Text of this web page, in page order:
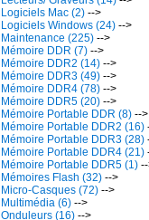
Logiciels Mac (2) -->
Logiciels Windows (24) -->
Maintenance (225) -->
Mémoire DDR (7) -->
Mémoire DDR2 (14) -->
Mémoire DDR3 (49) -->
Mémoire DDR4 (78) -->
Mémoire DDR5 (20) -->
Mémoire Portable DDR (8) -->
Mémoire Portable DDR2 (16)
Mémoire Portable DDR3 (28)
Mémoire Portable DDR4 (21)
Mémoire Portable DDR5 (1)
Mémoires Flash (32) -->
Micro-Casques (72) -->
Multimédia (6) -->
Onduleurs (16) -->